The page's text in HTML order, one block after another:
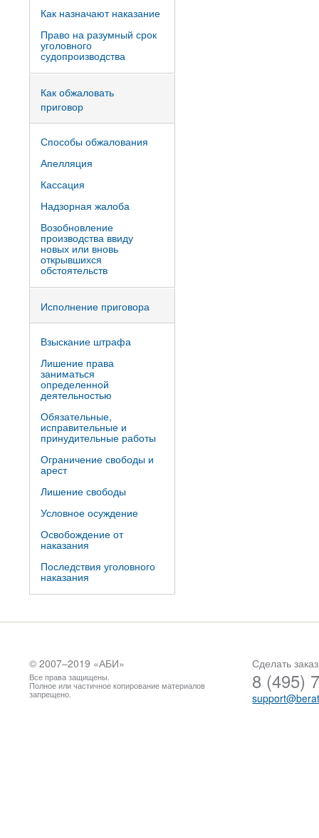
Как назначают наказание
Право на разумный срок
уголовного
судопроизводства
Как обжаловать
приговор
Способы обжалования
Апелляция
Кассация
Надзорная жалоба
Возобновление
производства ввиду
новых или вновь
открывшихся
обстоятельств
Исполнение приговора
Взыскание штрафа
Лишение права
заниматься
определенной
деятельностью
Обязательные,
исправительные и
принудительные работы
Ограничение свободы и
арест
Лишение свободы
Условное осуждение
Освобождение от
наказания
Последствия уголовного
наказания
© 2007–2019 «АБИ»
Все права защищены.
Полное или частичное копирование материалов
запрещено.
Сделать
8 (495)